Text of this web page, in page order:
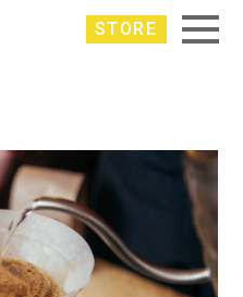
STORE